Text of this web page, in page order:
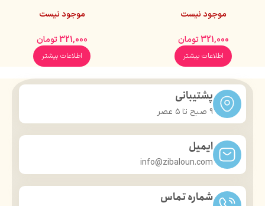
موجود نیست
321,000 تومان
اطلاعات بیشتر
موجود نیست
321,000 تومان
اطلاعات بیشتر
پشتیبانی
9 صبح تا ۵ عصر
ایمیل
info@zibaloun.com
شماره تماس